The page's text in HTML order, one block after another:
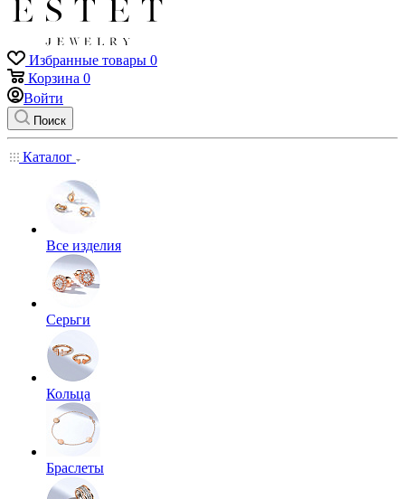
Избранные товары 0
Корзина 0
Войти
Поиск
Каталог
Все изделия
Серьги
Кольца
Браслеты